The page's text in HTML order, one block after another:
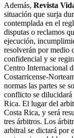
Además, Revista
situación que surja
contemplada en el
disputas o reclamos
ejecución,
resolverán por medio
confidencial y se
Centro Internacional
Costarricense-
normas las partes se
conflicto se dilucidará
Rica. El lugar del
Costa Rica, y será
tres árbitros. Los
arbitral se dictará por